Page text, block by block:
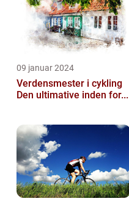
09 januar 2024
Verdensmester i cykling
Den ultimative inden for...